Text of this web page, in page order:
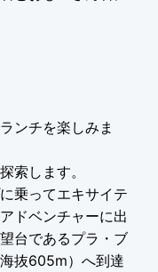
ンチを楽しみま
索します。
乗ってエキサイテ
ドベンチャーに出
台であるプラ・ブ
抜605m）へ到達